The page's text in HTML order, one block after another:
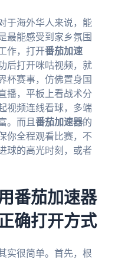
于海外华人来说，能
最能感受到家乡氛围
作，打开番茄加速
后打开咪咕视频，就
杯赛事，仿佛置身国
播，平板上看战术分
视频连线看球，多端
。而且 番茄加速器的
你全程观看比赛，不
球的高光时刻，或者
番茄加速器
确打开方式
实很简单。首先，根